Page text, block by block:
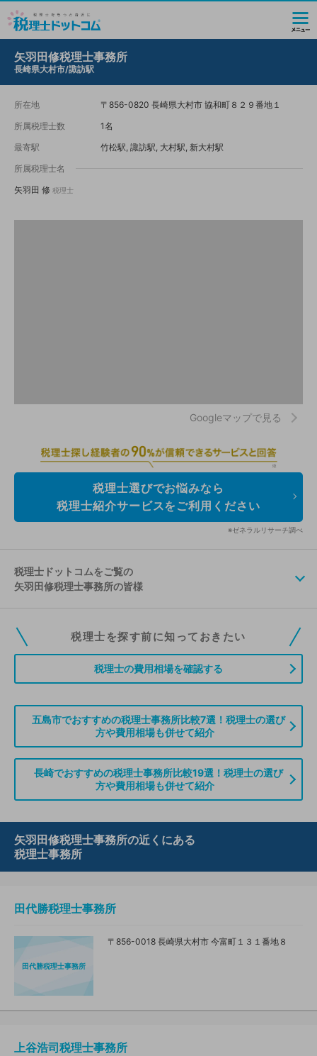
矢羽田修税理士事務所
長崎県大村市/諏訪駅
所在地
〒856-0820 長崎県大村市 協和町８２９番地１
所属税理士数
1名
最寄駅
竹松駅, 諏訪駅, 大村駅, 新大村駅
所属税理士名
矢羽田 修 税理士
Googleマップで見る
税理士選びでお悩みなら
税理士紹介サービスをご利用ください
※ゼネラルリサーチ調べ
税理士ドットコムをご覧の
矢羽田修税理士事務所の皆様
税理士ドットコムの無料会員にご登録いただくと、貴事務所の情報を編集し
ていただくことができます。また、税理士をお探しの方との接点をご提供す
無料登録のご案内はこちら
税理士を探す前に知っておきたい
税理士の費用相場を確認する
五島市でおすすめの税理士事務所比較7選！税理士の選び
方や費用相場も併せて紹介
長崎でおすすめの税理士事務所比較19選！税理士の選び
方や費用相場も併せて紹介
矢羽田修税理士事務所の近くにある
税理士事務所
田代勝税理士事務所
田代勝税理士事務所
〒856-0018 長崎県大村市 今富町１３１番地８
上谷浩司税理士事務所